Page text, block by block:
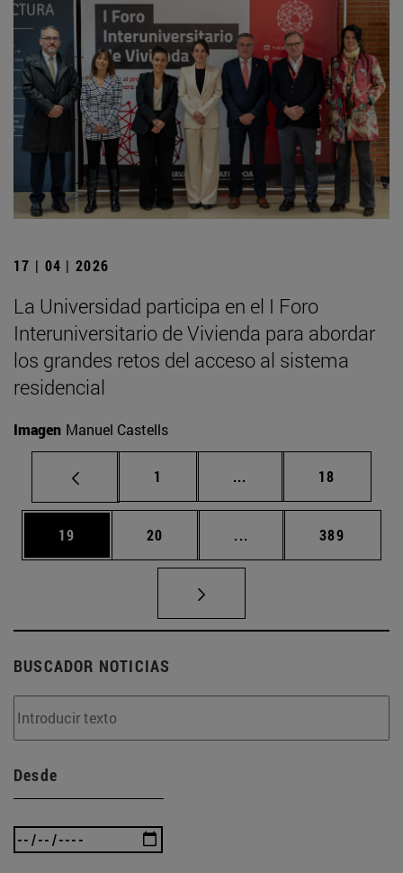
17 | 04 | 2026
La Universidad participa en el I Foro
Interuniversitario de Vivienda para abordar
los grandes retos del acceso al sistema
residencial
Imagen Manuel Castells
Página
1 ... Páginas intermedias
Página
18
Página
19 Página
20 ... Páginas intermedias
Página
389
BUSCADOR NOTICIAS
Desde